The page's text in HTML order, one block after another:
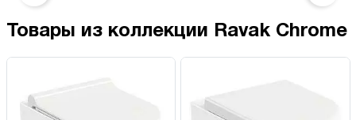
Товары из коллекции Ravak Chrome